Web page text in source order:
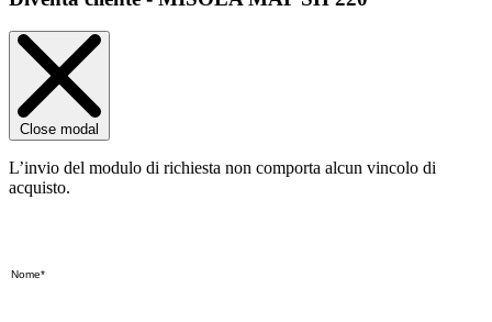
Close modal
L’invio del modulo di richiesta non comporta alcun vincolo di
acquisto.